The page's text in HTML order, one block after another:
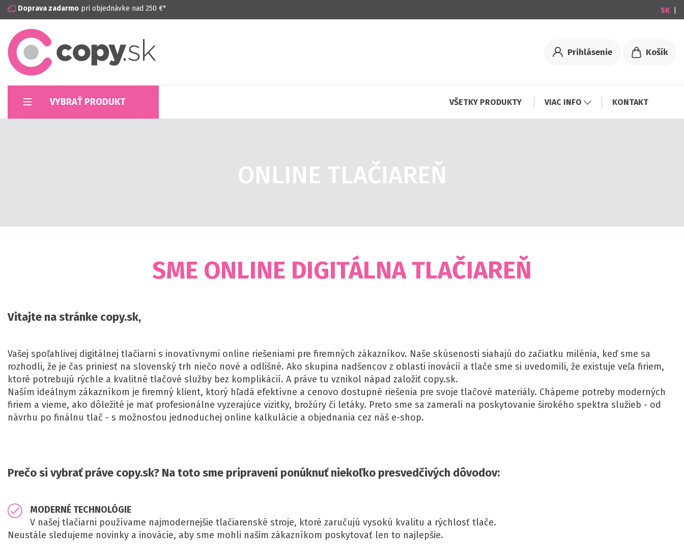
Doprava zadarmo pri objednávke nad 250 €*
Prihlásenie Košík
VYBRAŤ PRODUKT VŠETKY PRODUKTY VIAC INFO KONTAKT
ONLINE TLAČIAREŇ
SME ONLINE DIGITÁLNA TLAČIAREŇ
Vitajte na stránke copy.sk,
Vašej spoľahlivej digitálnej tlačiarni s inovatívnymi online riešeniami pre firemných zákazníkov. Naše skúsenosti siahajú do začiatku milénia, keď sme sa
rozhodli, že je čas priniesť na slovenský trh niečo nové a odlišné. Ako skupina nadšencov z oblasti inovácií a tlače sme si uvedomili, že existuje veľa firiem,
ktoré potrebujú rýchle a kvalitné tlačové služby bez komplikácií. A práve tu vznikol nápad založiť copy.sk.
Naším ideálnym zákazníkom je firemný klient, ktorý hľadá efektívne a cenovo dostupné riešenia pre svoje tlačové materiály. Chápeme potreby moderných
firiem a vieme, ako dôležité je mať profesionálne vyzerajúce vizitky, brožúry či letáky. Preto sme sa zamerali na poskytovanie širokého spektra služieb - od
návrhu po finálnu tlač - s možnosťou jednoduchej online kalkulácie a objednania cez náš e-shop.
Prečo si vybrať práve copy.sk? Na toto sme pripravení ponúknuť niekoľko presvedčivých dôvodov:
MODERNÉ TECHNOLÓGIE
V našej tlačiarni používame najmodernejšie tlačiarenské stroje, ktoré zaručujú vysokú kvalitu a rýchlosť tlače.
Neustále sledujeme novinky a inovácie, aby sme mohli našim zákazníkom poskytovať len to najlepšie.